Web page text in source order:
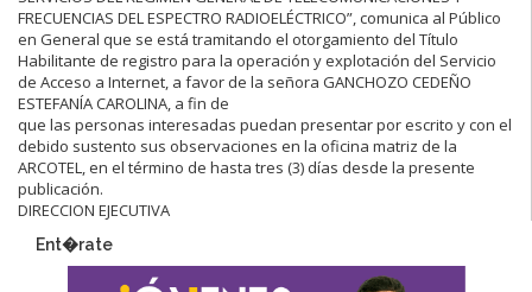
FRECUENCIAS DEL ESPECTRO RADIOELÉCTRICO”, comunica al Público
en General que se está tramitando el otorgamiento del Título
Habilitante de registro para la operación y explotación del Servicio
de Acceso a Internet, a favor de la señora GANCHOZO CEDEÑO
ESTEFANÍA CAROLINA, a fin de
que las personas interesadas puedan presentar por escrito y con el
debido sustento sus observaciones en la oficina matriz de la
ARCOTEL, en el término de hasta tres (3) días desde la presente
publicación.
DIRECCION EJECUTIVA
Ent�rate